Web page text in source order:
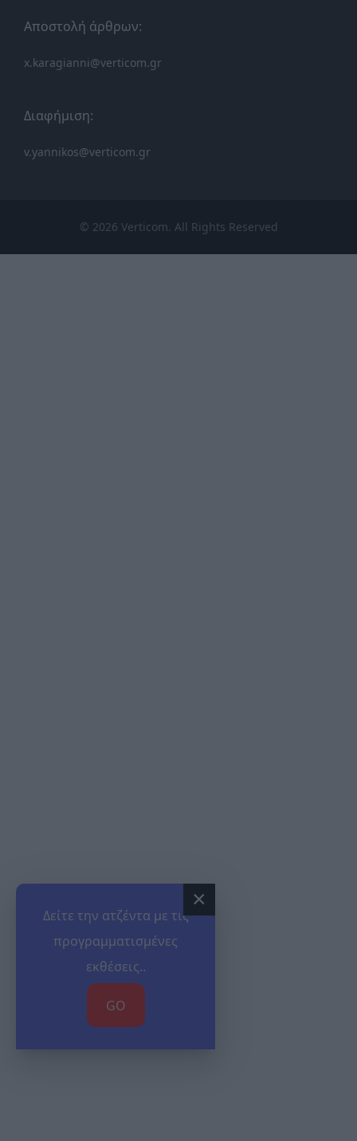
Αποστολή άρθρων:
x.karagianni@verticom.gr
Διαφήμιση:
v.yannikos@verticom.gr
© 2026 Verticom. All Rights Reserved
×
Δείτε την ατζέντα με τις
προγραμματισμένες
εκθέσεις..
GO